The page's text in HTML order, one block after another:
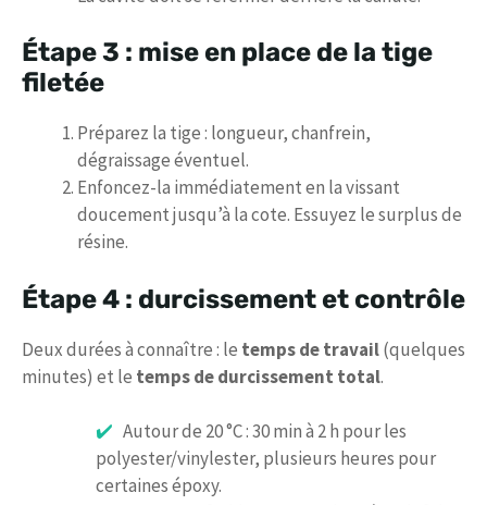
Étape 3 : mise en place de la tige
filetée
Préparez la tige : longueur, chanfrein,
dégraissage éventuel.
Enfoncez-la immédiatement en la vissant
doucement jusqu’à la cote. Essuyez le surplus de
résine.
Étape 4 : durcissement et contrôle
Deux durées à connaître : le temps de travail(quelques
minutes) et le temps de durcissement total.
Autour de 20 °C : 30 min à 2 h pour les
polyester/vinylester, plusieurs heures pour
certaines époxy.